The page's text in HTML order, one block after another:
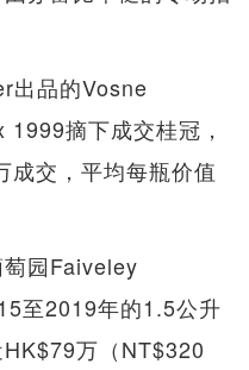
出品的Vosne
摘下成交桂冠，
交，平均每瓶价值
园Faiveley
至2019年的1.5公升
万（NT$320